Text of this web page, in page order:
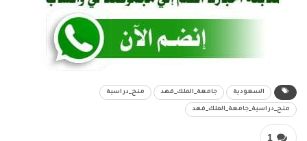
السعودية جامعة_الملك_فهد منح_دراسية
منح_دراسية_جامعة_الملك_فهد
1